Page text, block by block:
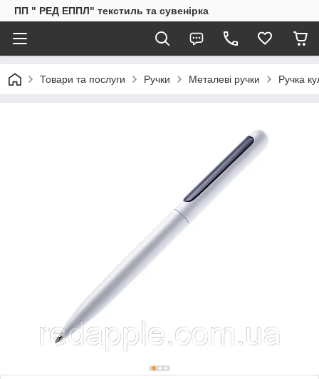
ПП " РЕД ЕППЛ" текстиль та сувенірка
Товари та послуги Ручки Металеві ручки Ручка